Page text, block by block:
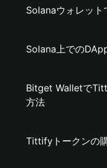
Solanaウォレット
Solana上での
Bitget Walletで
方法
Tittifyトークンの